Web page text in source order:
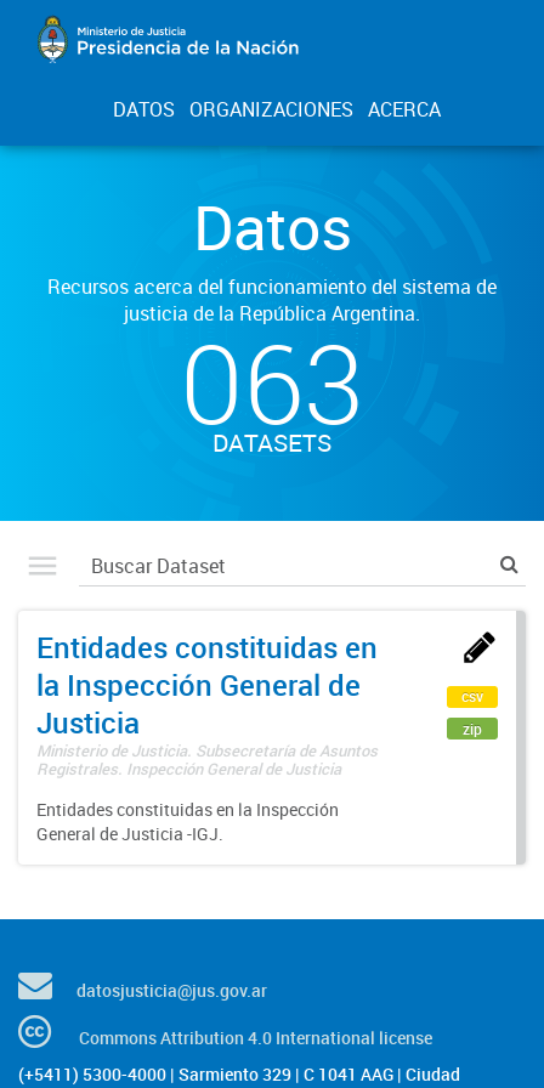
DATOS ORGANIZACIONES ACERCA
Datos
Recursos acerca del funcionamiento del sistema de
justicia de la República Argentina.
063
DATASETS
Entidades constituidas en
la Inspección General de
Justicia
Ministerio de Justicia. Subsecretaría de Asuntos
Registrales. Inspección General de Justicia
Entidades constituidas en la Inspección
General de Justicia -IGJ.
csv
zip
datosjusticia@jus.gov.ar
Commons Attribution 4.0 International license
(+5411) 5300-4000 | Sarmiento 329 | C 1041 AAG | Ciudad